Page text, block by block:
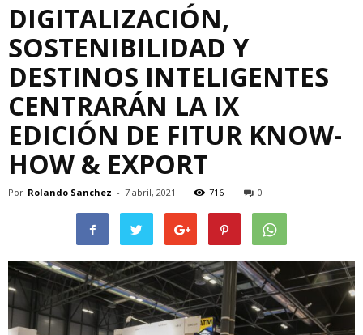
DIGITALIZACIÓN,
SOSTENIBILIDAD Y
DESTINOS INTELIGENTES
CENTRARÁN LA IX
EDICIÓN DE FITUR KNOW-
HOW & EXPORT
Por Rolando Sanchez - 7 abril, 2021 716 0